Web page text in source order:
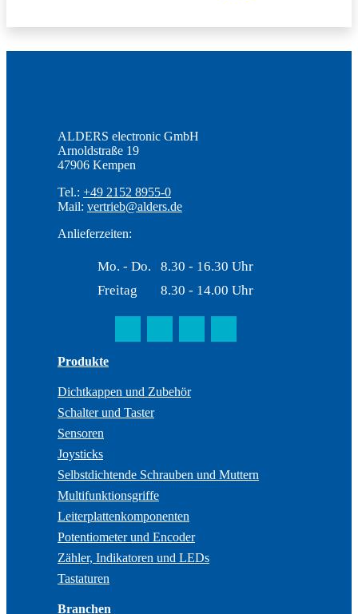
ALDERS electronic GmbH
Arnoldstraße 19
47906 Kempen
Tel.: +49 2152 8955-0
Mail: vertrieb@alders.de
Anlieferzeiten:
Mo. - Do.
8.30 - 16.30 Uhr
Freitag
8.30 - 14.00 Uhr
Produkte
Dichtkappen und Zubehör
Schalter und Taster
Sensoren
Joysticks
Selbstdichtende Schrauben und Muttern
Multifunktionsgriffe
Leiterplattenkomponenten
Potentiometer und Encoder
Zähler, Indikatoren und LEDs
Tastaturen
Branchen